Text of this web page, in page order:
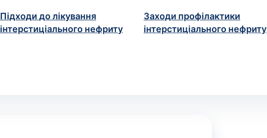
Підходи до лікування
інтерстиціального нефриту
Заходи профілактики
інтерстиціального нефриту